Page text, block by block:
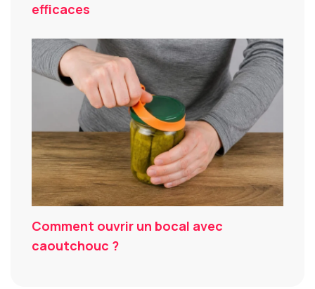
efficaces
Comment ouvrir un bocal avec
caoutchouc ?